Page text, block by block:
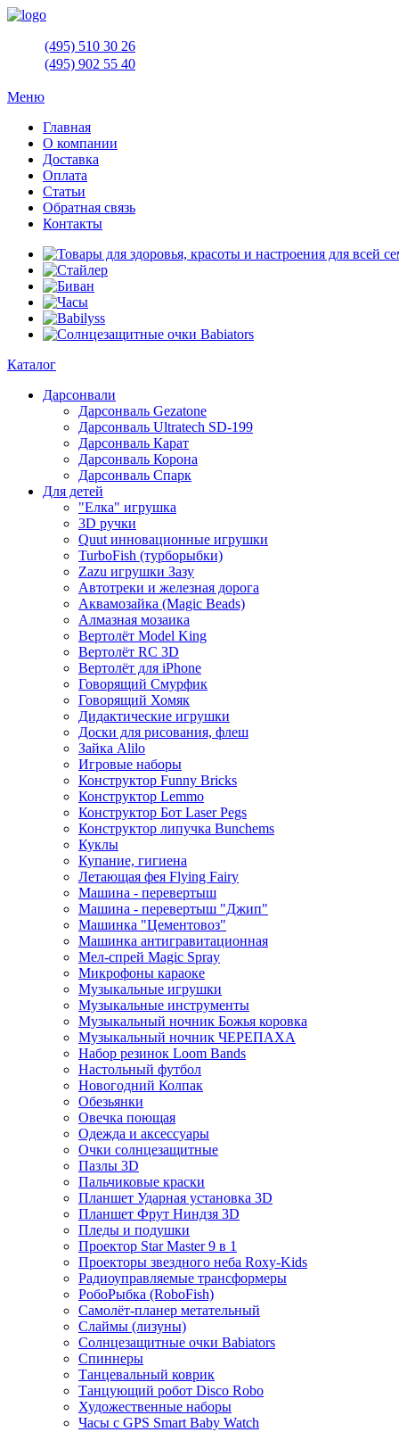
(495) 510 30 26
(495) 902 55 40
Меню
Главная
О компании
Доставка
Оплата
Статьи
Обратная связь
Контакты
Каталог
Дарсонвали
Дарсонваль Gezatone
Дарсонваль Ultratech SD-199
Дарсонваль Карат
Дарсонваль Корона
Дарсонваль Спарк
Для детей
"Елка" игрушка
3D ручки
Quut инновационные игрушки
TurboFish (турборыбки)
Zazu игрушки Зазу
Автотреки и железная дорога
Аквамозайка (Magic Beads)
Алмазная мозаика
Вертолёт Model King
Вертолёт RC 3D
Вертолёт для iPhone
Говорящий Смурфик
Говорящий Хомяк
Дидактические игрушки
Доски для рисования, флеш
Зайка Alilo
Игровые наборы
Конструктор Funny Bricks
Конструктор Lemmo
Конструктор Бот Laser Pegs
Конструктор липучка Bunchems
Куклы
Купание, гигиена
Летающая фея Flying Fairy
Машина - перевертыш
Машина - перевертыш "Джип"
Машинка "Цементовоз"
Машинка антигравитационная
Мел-спрей Magic Spray
Микрофоны караоке
Музыкальные игрушки
Музыкальные инструменты
Музыкальный ночник Божья коровка
Музыкальный ночник ЧЕРЕПАХА
Набор резинок Loom Bands
Настольный футбол
Новогодний Колпак
Обезьянки
Овечка поющая
Одежда и аксессуары
Очки солнцезащитные
Пазлы 3D
Пальчиковые краски
Планшет Ударная установка 3D
Планшет Фрут Ниндзя 3D
Пледы и подушки
Проектор Star Master 9 в 1
Проекторы звездного неба Roxy-Kids
Радиоуправляемые трансформеры
РобоРыбка (RoboFish)
Самолёт-планер метательный
Слаймы (лизуны)
Солнцезащитные очки Babiators
Спиннеры
Танцевальный коврик
Танцующий робот Disco Robo
Художественные наборы
Часы с GPS Smart Baby Watch